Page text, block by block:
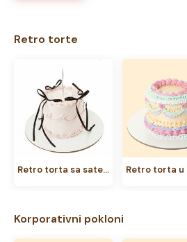
Retro torte
Retro torta sa satenskim mašnicama
Korporativni pokloni